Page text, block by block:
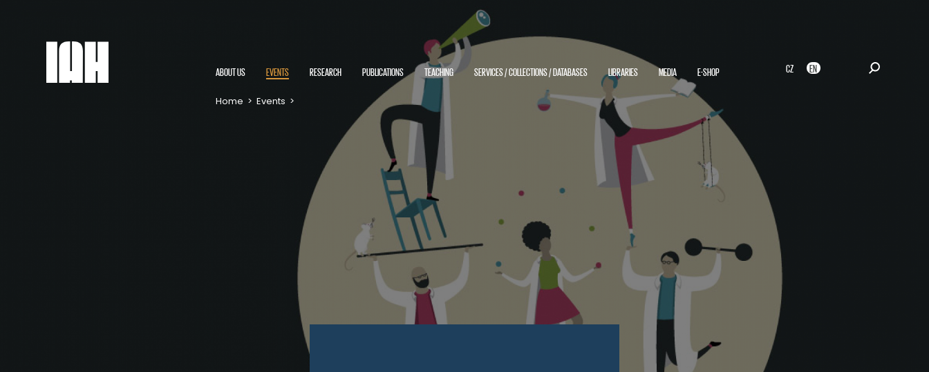
CZ EN
ABOUT US EVENTS RESEARCH PUBLICATIONS TEACHING SERVICES / COLLECTIONS / DATABASES LIBRARIES MEDIA E-SHOP
Home > Events >